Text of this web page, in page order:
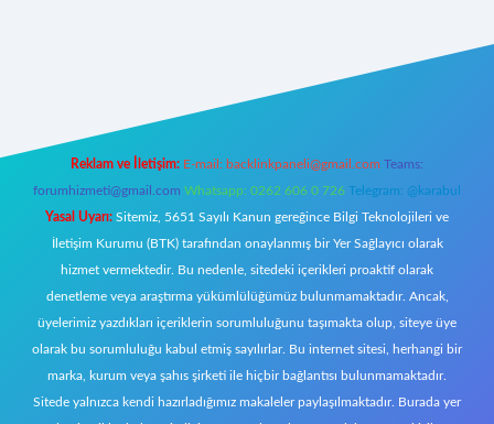
Reklam ve İletişim: E-mail: backlinkpaneli@gmail.com Teams:
forumhizmeti@gmail.com Whatsapp: 0262 606 0 726 Telegram: @karabul
Yasal Uyarı: Sitemiz, 5651 Sayılı Kanun gereğince Bilgi Teknolojileri ve
İletişim Kurumu (BTK) tarafından onaylanmış bir Yer Sağlayıcı olarak
hizmet vermektedir. Bu nedenle, sitedeki içerikleri proaktif olarak
denetleme veya araştırma yükümlülüğümüz bulunmamaktadır. Ancak,
üyelerimiz yazdıkları içeriklerin sorumluluğunu taşımakta olup, siteye üye
olarak bu sorumluluğu kabul etmiş sayılırlar. Bu internet sitesi, herhangi bir
marka, kurum veya şahıs şirketi ile hiçbir bağlantısı bulunmamaktadır.
Sitede yalnızca kendi hazırladığımız makaleler paylaşılmaktadır. Burada yer